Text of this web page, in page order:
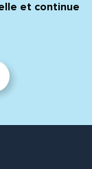
et continue